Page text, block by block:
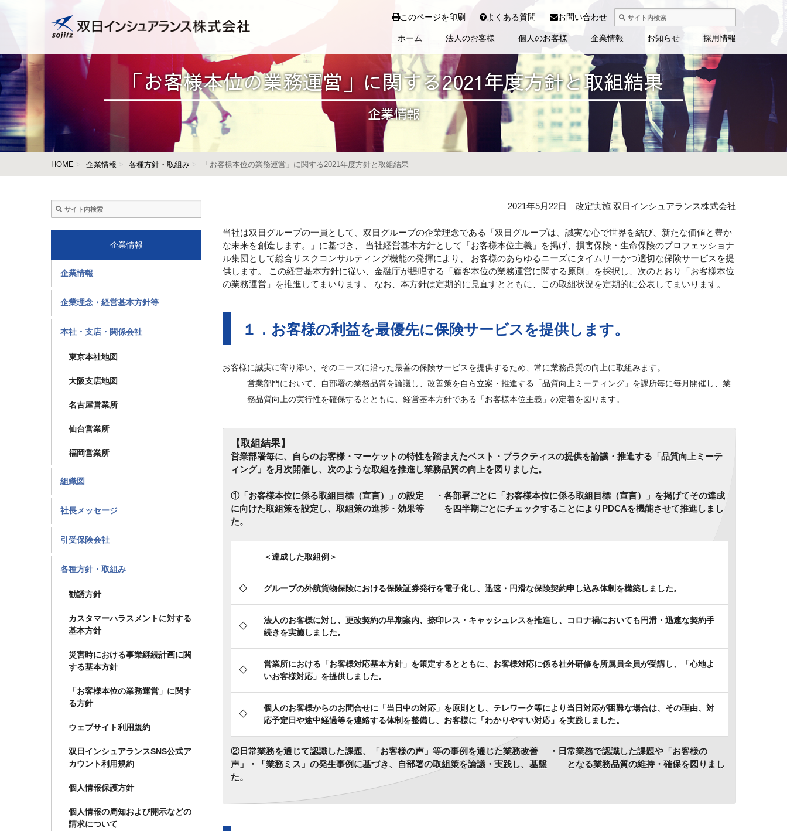
このページを印刷 よくある質問 お問い合わせ
ホーム 法人のお客様 個人のお客様 企業情報 お知らせ 採用情報
「お客様本位の業務運営」に関する2021年度方針と取組結果
企業情報
HOME 企業情報 各種方針・取組み 「お客様本位の業務運営」に関する2021年度方針と取組結果
2021年5月22日 改定実施 双日インシュアランス株式会社
当社は双日グループの一員として、双日グループの企業理念である「双日グループは、誠実な心で世界を結び、新たな価値と豊か
な未来を創造します。」に基づき、 当社経営基本方針として「お客様本位主義」を掲げ、損害保険・生命保険のプロフェッショナ
ル集団として総合リスクコンサルティング機能の発揮により、 お客様のあらゆるニーズにタイムリーかつ適切な保険サービスを提
供します。 この経営基本方針に従い、金融庁が提唱する「顧客本位の業務運営に関する原則」を採択し、次のとおり「お客様本位
の業務運営」を推進してまいります。 なお、本方針は定期的に見直すとともに、この取組状況を定期的に公表してまいります。
１．お客様の利益を最優先に保険サービスを提供します。
お客様に誠実に寄り添い、そのニーズに沿った最善の保険サービスを提供するため、常に業務品質の向上に取組みます。
営業部門において、自部署の業務品質を論議し、改善策を自ら立案・推進する「品質向上ミーティング」を課所毎に毎月開催し、業
務品質向上の実行性を確保するとともに、経営基本方針である「お客様本位主義」の定着を図ります。
【取組結果】
営業部署毎に、自らのお客様・マーケットの特性を踏まえたベスト・プラクティスの提供を論議・推進する「品質向上ミーテ
ィング」を月次開催し、次のような取組を推進し業務品質の向上を図りました。
①「お客様本位に係る取組目標（宣言）」の設定 ・各部署ごとに「お客様本位に係る取組目標（宣言）」を掲げてその達成
に向けた取組策を設定し、取組策の進捗・効果等 を四半期ごとにチェックすることによりPDCAを機能させて推進しまし
た。
＜達成した取組例＞
◇ グループの外航貨物保険における保険証券発行を電子化し、迅速・円滑な保険契約申し込み体制を構築しました。
◇
法人のお客様に対し、更改契約の早期案内、捺印レス・キャッシュレスを推進し、コロナ禍においても円滑・迅速な契約手
続きを実施しました。
◇
営業所における「お客様対応基本方針」を策定するとともに、お客様対応に係る社外研修を所属員全員が受講し、「心地よ
いお客様対応」を提供しました。
◇
個人のお客様からのお問合せに「当日中の対応」を原則とし、テレワーク等により当日対応が困難な場合は、その理由、対
応予定日や途中経過等を連絡する体制を整備し、お客様に「わかりやすい対応」を実践しました。
②日常業務を通じて認識した課題、「お客様の声」等の事例を通じた業務改善 ・日常業務で認識した課題や「お客様の
声」・「業務ミス」の発生事例に基づき、自部署の取組策を論議・実践し、基盤 となる業務品質の維持・確保を図りまし
た。
企業情報
企業情報
企業理念・経営基本方針等
本社・支店・関係会社
東京本社地図
大阪支店地図
名古屋営業所
仙台営業所
福岡営業所
組織図
社長メッセージ
引受保険会社
各種方針・取組み
勧誘方針
カスタマーハラスメントに対する
基本方針
災害時における事業継続計画に関
する基本方針
「お客様本位の業務運営」に関す
る方針
ウェブサイト利用規約
双日インシュアランスSNS公式ア
カウント利用規約
個人情報保護方針
個人情報の周知および開示などの
請求について